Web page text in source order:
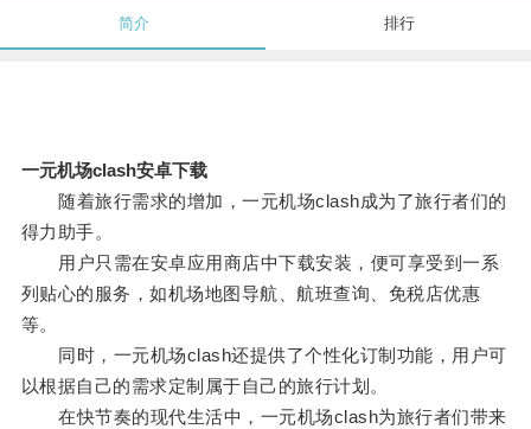
简介 排行
一元机场clash安卓下载
随着旅行需求的增加，一元机场clash成为了旅行者们的
得力助手。
用户只需在安卓应用商店中下载安装，便可享受到一系
列贴心的服务，如机场地图导航、航班查询、免税店优惠
等。
同时，一元机场clash还提供了个性化订制功能，用户可
以根据自己的需求定制属于自己的旅行计划。
在快节奏的现代生活中，一元机场clash为旅行者们带来